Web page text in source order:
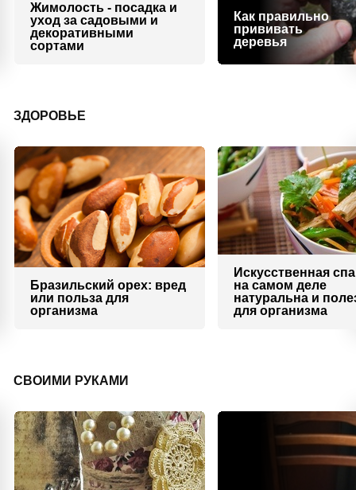
Жимолость - посадка и
уход за садовыми и
декоративными
сортами
Как правильно
прививать
деревья
ЗДОРОВЬЕ
Бразильский орех: вред
или польза для
организма
Искусственная
на самом деле
натуральна и
для организма
СВОИМИ РУКАМИ